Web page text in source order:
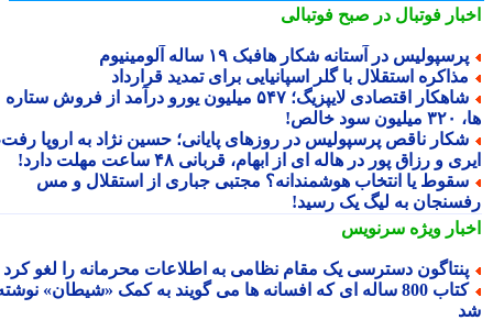
فوتبال در صبح فوتبالی
در آستانه شکار هافبک ۱۹ ساله آلومینیوم
استقلال با گلر اسپانیایی برای تمدید قرارداد
شاهکار اقتصادی لایپزیگ؛ ۵۴۷ میلیون یورو درآمد از فروش ستاره
ناقص پرسپولیس در روزهای پایانی؛ حسین نژاد به اروپا رفت،
و رزاق پور در هاله ای از ابهام، قربانی ۴۸ ساعت مهلت دارد!
یا انتخاب هوشمندانه؟ مجتبی جباری از استقلال و مس
به لیگ یک رسید!
ویژهسرنویس
دسترسی یک مقام نظامی به اطلاعات محرمانه را لغو کرد
کتاب 800 ساله ای که افسانه ها می گویند به کمک «شیطان» نوشته